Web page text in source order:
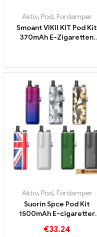
Aktiv, Pod, Fordamper
Smoant VIKII KIT Pod Kit
370mAh E-Zigaretten
Aktiv, Pod, Fordamper
Suorin Spce Pod Kit
1500mAh E-cigaretter
€33.24